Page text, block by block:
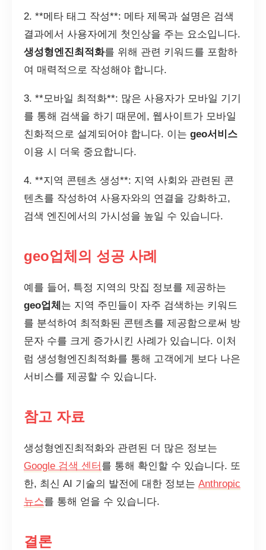
2. **메타 태그 작성**: 메타 제목과 설명은 검색
결과에서 사용자에게 첫인상을 주는 요소입니다.
생성형엔진최적화를 위해 관련 키워드를 포함하
여 매력적으로 작성해야 합니다.
3. **모바일 최적화**: 많은 사용자가 모바일 기기
를 통해 검색을 하기 때문에, 웹사이트가 모바일
친화적으로 설계되어야 합니다. 이는 geo서비스
이용 시 더욱 중요합니다.
4. **지역 콘텐츠 생성**: 지역 사회와 관련된 콘
텐츠를 작성하여 사용자와의 연결을 강화하고,
검색 엔진에서의 가시성을 높일 수 있습니다.
geo업체의 성공 사례
예를 들어, 특정 지역의 맛집 정보를 제공하는
geo업체 는 지역 주민들이 자주 검색하는 키워드
를 분석하여 최적화된 콘텐츠를 제공함으로써 방
문자 수를 크게 증가시킨 사례가 있습니다. 이처
럼 생성형엔진최적화를 통해 고객에게 보다 나은
서비스를 제공할 수 있습니다.
참고 자료
생성형엔진최적화와 관련된 더 많은 정보는
Google 검색 센터 를 통해 확인할 수 있습니다. 또
한, 최신 AI 기술의 발전에 대한 정보는 Anthropic
뉴스를 통해 얻을 수 있습니다.
결론